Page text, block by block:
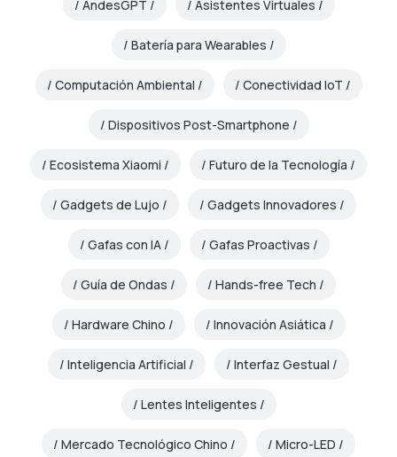
AndesGPT Asistentes Virtuales
Batería para Wearables
Computación Ambiental Conectividad IoT
Dispositivos Post-Smartphone
Ecosistema Xiaomi Futuro de la Tecnología
Gadgets de Lujo Gadgets Innovadores
Gafas con IA Gafas Proactivas
Guía de Ondas Hands-free Tech
Hardware Chino Innovación Asiática
Inteligencia Artificial Interfaz Gestual
Lentes Inteligentes
Mercado Tecnológico Chino Micro-LED